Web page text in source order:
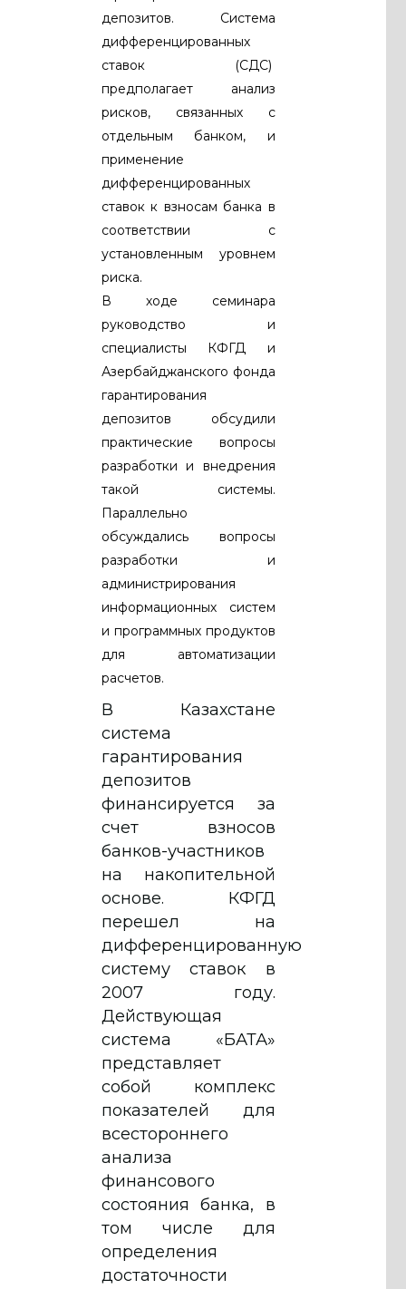
депозитов. Система
дифференцированных
ставок (СДС)
предполагает анализ
рисков, связанных с
отдельным банком, и
применение
дифференцированных
ставок к взносам банка в
соответствии с
установленным уровнем
риска.
В ходе семинара
руководство и
специалисты КФГД и
Азербайджанского фонда
гарантирования
депозитов обсудили
практические вопросы
разработки и внедрения
такой системы.
Параллельно
обсуждались вопросы
разработки и
администрирования
информационных систем
и программных продуктов
для автоматизации
расчетов.
В Казахстане
система
гарантирования
депозитов
финансируется за
счет взносов
банков-участников
на накопительной
основе. КФГД
перешел на
дифференцированную
систему ставок в
2007 году.
Действующая
система «БАТА»
представляет
собой комплекс
показателей для
всестороннего
анализа
финансового
состояния банка, в
том числе для
определения
достаточности